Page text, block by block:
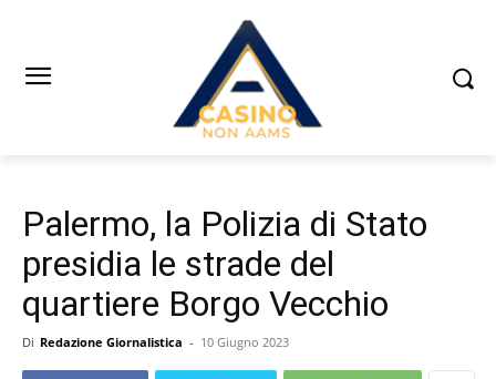
Palermo, la Polizia di Stato
presidia le strade del
quartiere Borgo Vecchio
Di Redazione Giornalistica - 10 Giugno 2023